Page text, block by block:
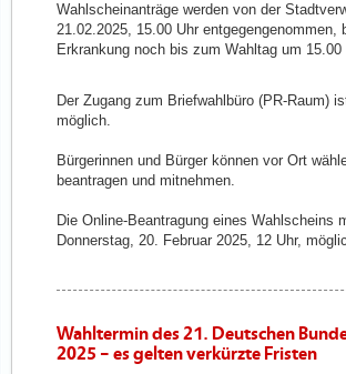
Wahlscheinanträge werden von der
21.02.2025, 15.00 Uhr entgegengenommen,
Erkrankung noch bis zum Wahltag um 15.00
Der Zugang zum Briefwahlbüro (PR-Raum)
möglich.
Bürgerinnen und Bürger können vor Ort
beantragen und mitnehmen.
Die Online-Beantragung eines Wahlscheins
Donnerstag, 20. Februar 2025, 12 Uhr,
Wahltermin des 21. Deutschen
2025 – es gelten verkürzte Fristen